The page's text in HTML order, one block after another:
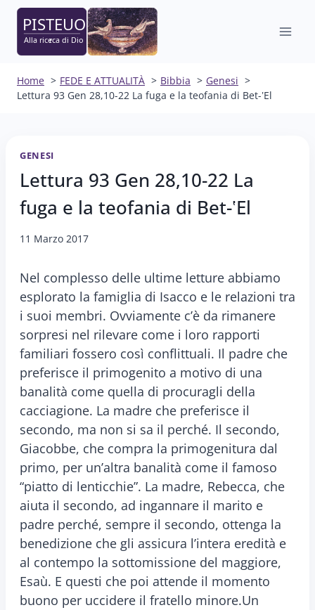
Salta
contenuto
Home FEDE E ATTUALITÀ Bibbia
Genesi
Lettura 93 Gen 28,10-22 La fuga e la teofania di Bet-ʽEl
GENESI
Lettura 93 Gen 28,10-22 La
fuga e la teofania di Bet-ʽEl
11 Marzo 2017
Nel complesso delle ultime letture abbiamo
esplorato la famiglia di Isacco e le relazioni tra
i suoi membri. Ovviamente c’è da rimanere
sorpresi nel rilevare come i loro rapporti
familiari fossero così conflittuali. Il padre che
preferisce il primogenito a motivo di una
banalità come quella di procuragli della
cacciagione. La madre che preferisce il
secondo, ma non si sa il perché. Il secondo,
Giacobbe, che compra la primogenitura dal
primo, per un’altra banalità come il famoso
“piatto di lenticchie”. La madre, Rebecca, che
aiuta il secondo, ad ingannare il marito e
padre perché, sempre il secondo, ottenga la
benedizione che gli assicura l’intera eredità e
al contempo la sottomissione del maggiore,
Esaù. E questi che poi attende il momento
buono per uccidere il fratello minore.Un